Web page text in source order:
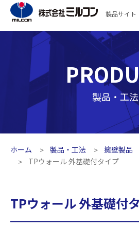
製品サイト
製品・工法
ホーム 製品・工法
擁壁製品
TPウォール 外基礎付タイプ
TPウォール 外基礎付